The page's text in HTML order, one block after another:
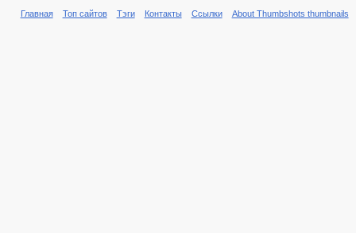
Главная Топ сайтов Тэги Контакты Ссылки About Thumbshots thumbnails